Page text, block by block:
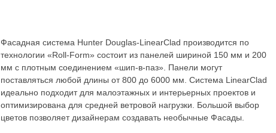
Фасадная система Hunter Douglas-LinearClad производится по
технологии «Roll-Form» состоит из панелей шириной 150 мм и 200
мм с плотным соединением «шип-в-паз». Панели могут
поставляться любой длины от 800 до 6000 мм. Система LinearClad
идеально подходит для малоэтажных и интерьерных проектов и
оптимизирована для средней ветровой нагрузки. Большой выбор
цветов позволяет дизайнерам создавать необычные Фасады.